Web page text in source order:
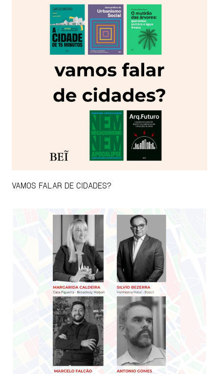
VAMOS FALAR DE CIDADES?